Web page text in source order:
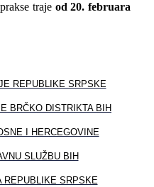
traje od 20. februara
REPUBLIKE SRPSKE
BRČKO DISTRIKTA BIH
I HERCEGOVINE
SLUŽBU BIH
REPUBLIKE SRPSKE